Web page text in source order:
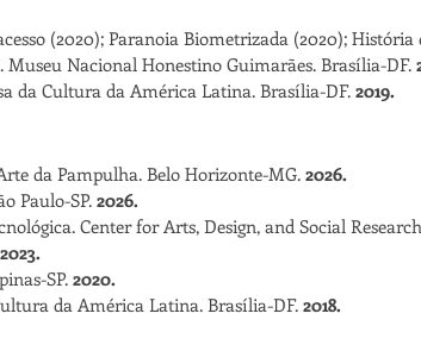
(2020); Paranoia Biometrizada (2020); História
Museu Nacional Honestino Guimarães. Brasília-DF.
da Cultura da América Latina. Brasília-DF.2019.
da Pampulha. Belo Horizonte-MG. 2026.
Paulo-SP. 2026.
Center for Arts, Design, and Social
2023.
SP.2020.
da América Latina. Brasília-DF.2018.